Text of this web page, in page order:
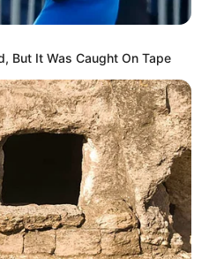
sctv)
But It Was Caught On Tape